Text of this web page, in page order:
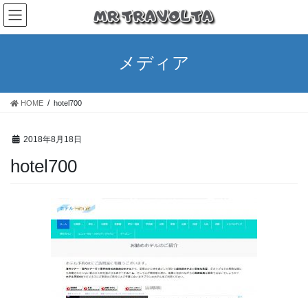
メディア
HOME hotel700
2018年8月18日
hotel700